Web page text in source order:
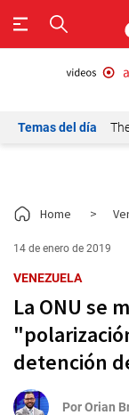
Temas del día
Home >
14 de enero de 2019
VENEZUELA
La ONU se
detención
PorOrian